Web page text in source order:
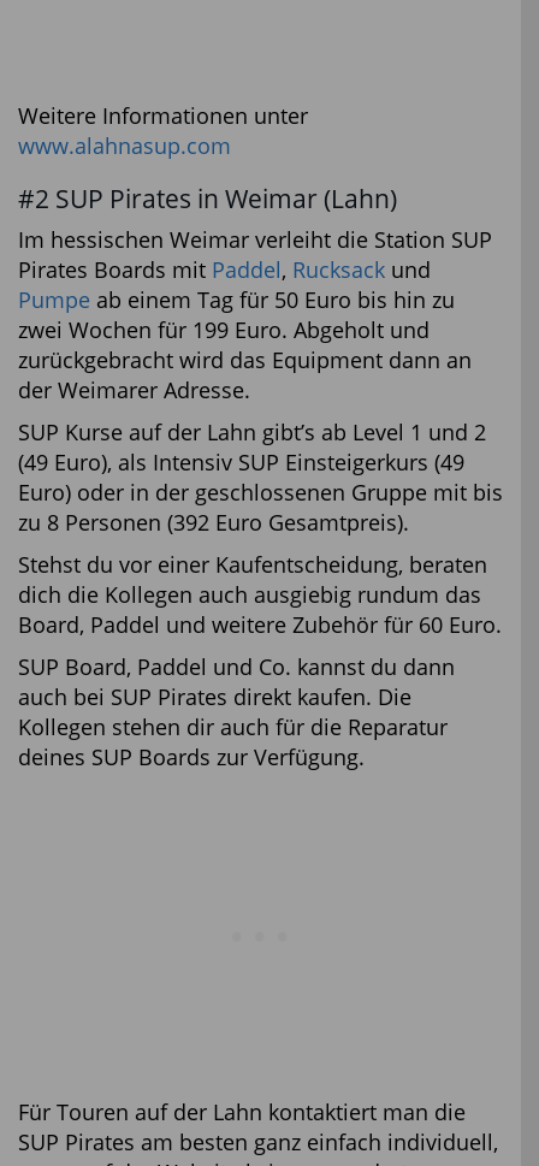
Weitere Informationen unter
www.alahnasup.com
#2 SUP Pirates in Weimar (Lahn)
Im hessischen Weimar verleiht die Station SUP
Pirates Boards mit Paddel, Rucksack und
Pumpe ab einem Tag für 50 Euro bis hin zu
zwei Wochen für 199 Euro. Abgeholt und
zurückgebracht wird das Equipment dann an
der Weimarer Adresse.
SUP Kurse auf der Lahn gibt’s ab Level 1 und 2
(49 Euro), als Intensiv SUP Einsteigerkurs (49
Euro) oder in der geschlossenen Gruppe mit bis
zu 8 Personen (392 Euro Gesamtpreis).
Stehst du vor einer Kaufentscheidung, beraten
dich die Kollegen auch ausgiebig rundum das
Board, Paddel und weitere Zubehör für 60 Euro.
SUP Board, Paddel und Co. kannst du dann
auch bei SUP Pirates direkt kaufen. Die
Kollegen stehen dir auch für die Reparatur
deines SUP Boards zur Verfügung.
Für Touren auf der Lahn kontaktiert man die
SUP Pirates am besten ganz einfach individuell,